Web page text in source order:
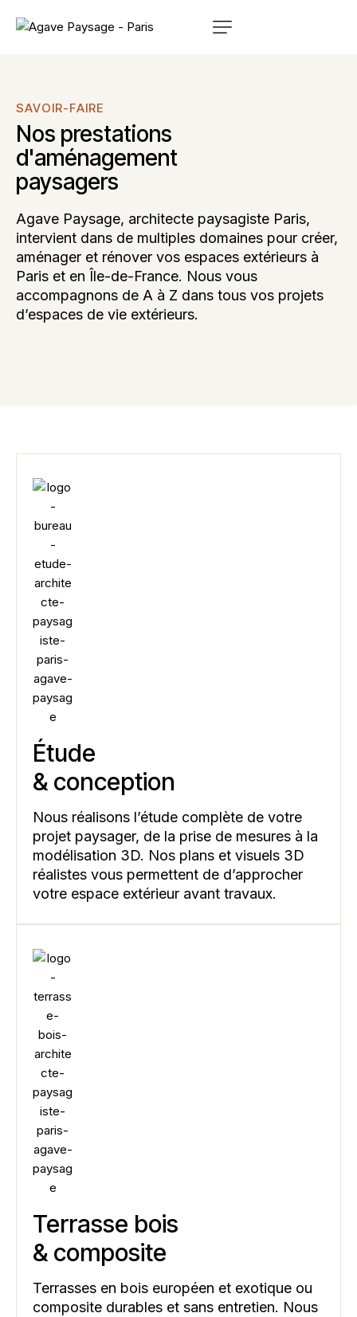
SAVOIR-FAIRE
Nos prestations
d'aménagement
paysagers
Agave Paysage, architecte paysagiste Paris,
intervient dans de multiples domaines pour créer,
aménager et rénover vos espaces extérieurs à
Paris et en Île-de-France. Nous vous
accompagnons de A à Z dans tous vos projets
d’espaces de vie extérieurs.
Étude
& conception
Nous réalisons l’étude complète de votre
projet paysager, de la prise de mesures à la
modélisation 3D. Nos plans et visuels 3D
réalistes vous permettent de d’approcher
votre espace extérieur avant travaux.
Terrasse bois
& composite
Terrasses en bois européen et exotique ou
composite durables et sans entretien. Nous